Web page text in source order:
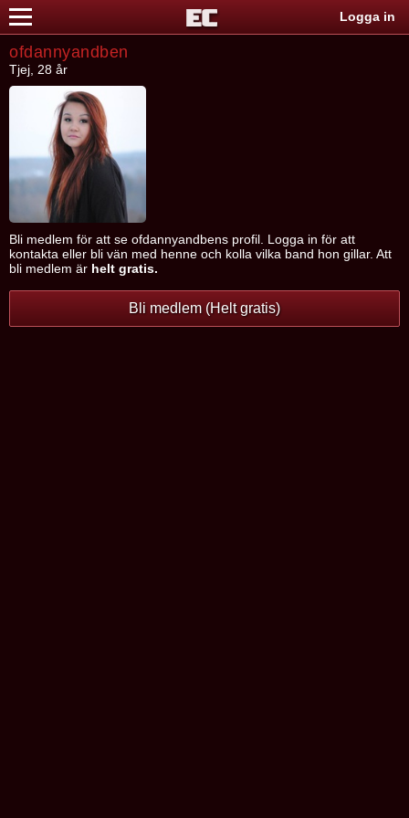
Logga in
ofdannyandben
Tjej, 28 år
Bli medlem för att se ofdannyandbens profil. Logga in för att
kontakta eller bli vän med henne och kolla vilka band hon gillar. Att
bli medlem är helt gratis.
Bli medlem (Helt gratis)